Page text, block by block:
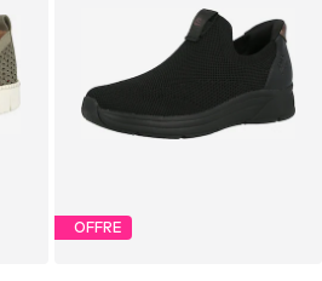
OFFRE